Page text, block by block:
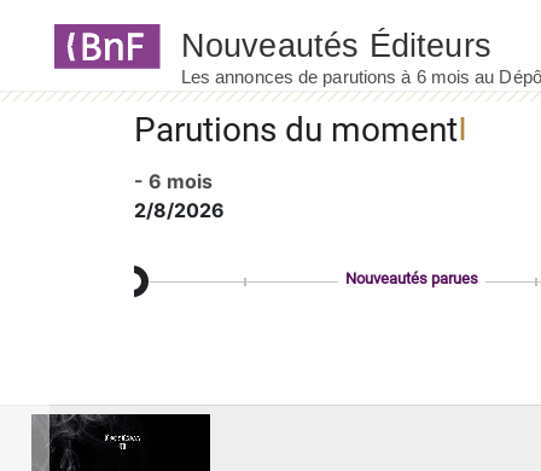
Parutions du moment
- 6 mois
2/8/2026
Nouveautés parues